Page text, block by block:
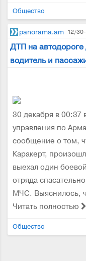
Общество
panorama.am 12/
ДТП на
водитель и
30 декабря в 00:37
управления по
сообщение о том,
Каракерт,
выехал один
отряда
МЧС. Выяснилось,
Читать полностью
Общество